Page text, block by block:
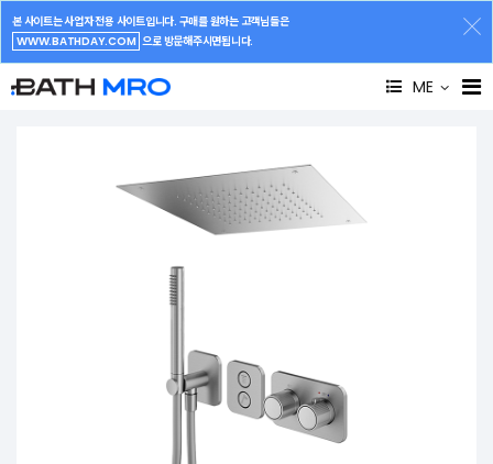
본 사이트는 사업자 전용 사이트입니다. 구매를 원하는 고객님들은
WWW.BATHDAY.COM 으로 방문해주시면됩니다.
ME